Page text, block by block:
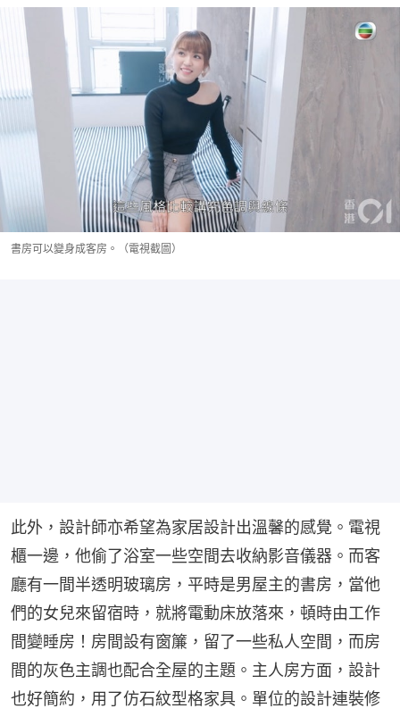
書房可以變身成客房。（電視截圖）
此外，設計師亦希望為家居設計出溫馨的感覺。電視
櫃一邊，他偷了浴室一些空間去收納影音儀器。而客
廳有一間半透明玻璃房，平時是男屋主的書房，當他
們的女兒來留宿時，就將電動床放落來，頓時由工作
間變睡房！房間設有窗簾，留了一些私人空間，而房
間的灰色主調也配合全屋的主題。主人房方面，設計
也好簡約，用了仿石紋型格家具。單位的設計連裝修